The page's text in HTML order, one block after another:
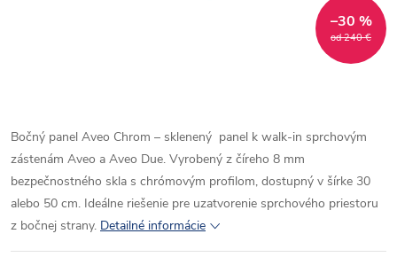
od 240 €
–30 %
Bočný panel Aveo Chrom – sklenený panel k walk-in sprchovým
zástenám Aveo a Aveo Due. Vyrobený z číreho 8 mm
bezpečnostného skla s chrómovým profilom, dostupný v šírke 30
alebo 50 cm. Ideálne riešenie pre uzatvorenie sprchového priestoru
z bočnej strany. Detailné informácie